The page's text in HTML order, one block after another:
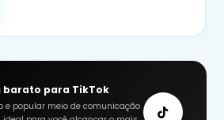
barato para TikTok
e popular meio de comunicação